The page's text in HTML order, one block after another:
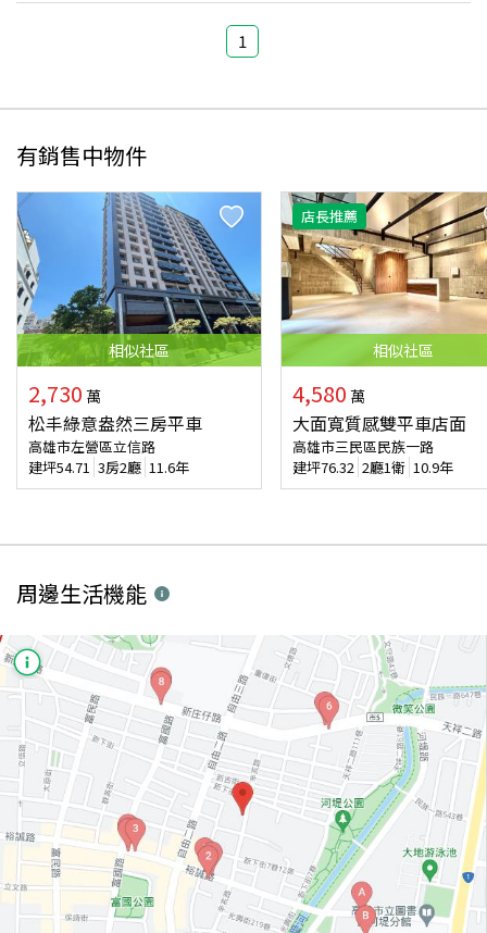
1
有銷售中物件
相似社區
2,730 萬
松丰綠意盎然三房平車
高雄市左營區立信路
建坪54.71 3房2廳 11.6年
店長推薦
相似社區
4,580 萬
大面寬質感雙平車店面
高雄市三民區民族一路
建坪76.32 2廳1衛 10.9年
周邊生活機能